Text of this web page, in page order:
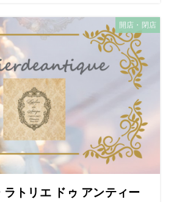
開店・閉店
ラトリエ ドゥ アンティー